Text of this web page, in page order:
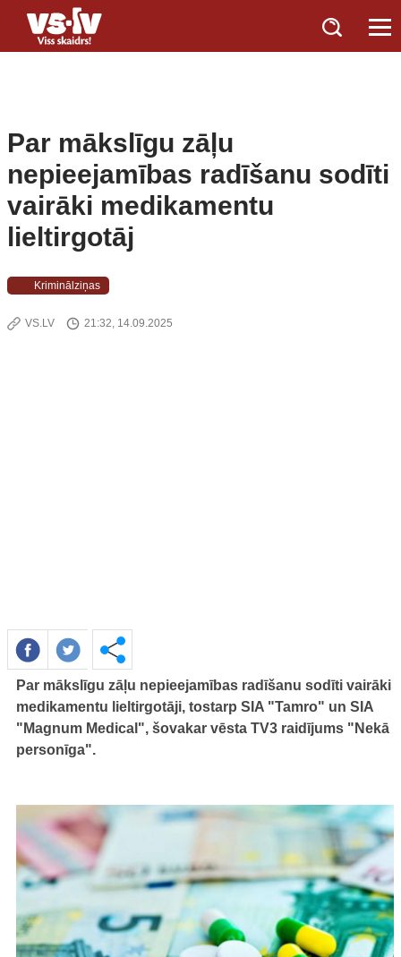
Par mākslīgu zāļu
nepieejamības radīšanu sodīti
vairāki medikamentu
lieltirgotāj
Kriminālziņas
VS.LV 21:32, 14.09.2025
Par mākslīgu zāļu nepieejamības radīšanu sodīti vairāki
medikamentu lieltirgotāji, tostarp SIA "Tamro" un SIA
"Magnum Medical", šovakar vēsta TV3 raidījums "Nekā
personīga".